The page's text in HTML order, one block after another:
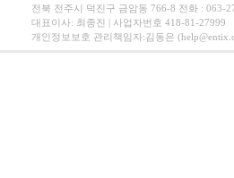
전북 전주시 덕진구 금암동 766-8 전화 : 063-
대표이사: 최종진 | 사업자번호 418-81-27999
개인정보보호 관리책임자:김동은